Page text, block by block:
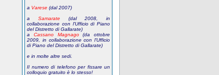
a Varese (dal 2007)
a Samarate (dal 2008, in
collaborazione con l'Ufficio di Piano
del Distretto di Gallarate)
a Cassano Magnago(da ottobre
2009, in collaborazione con l'Ufficio
di Piano del Distretto di Gallarate)
e in molte altre sedi.
Il numero di telefono per fissare un
colloquio gratuito è lo stesso!